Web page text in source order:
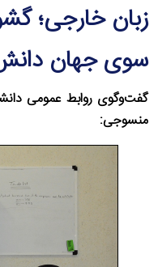
زبان خارجی؛
سوی جهان
گفت‌وگوی روابط عمومی
منسوجی: